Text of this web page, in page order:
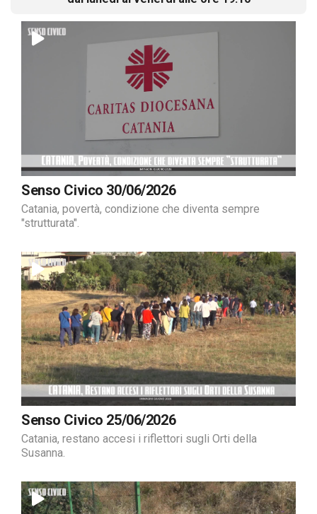
Senso Civico 30/06/2026
Catania, povertà, condizione che diventa sempre
"strutturata".
Senso Civico 25/06/2026
Catania, restano accesi i riflettori sugli Orti della
Susanna.